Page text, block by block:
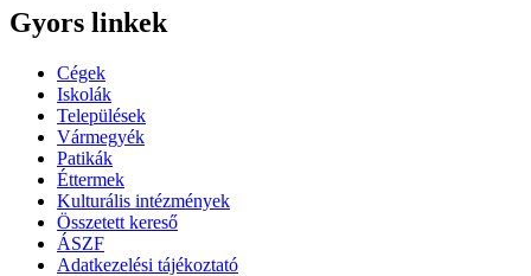
Gyors linkek
Cégek
Iskolák
Települések
Vármegyék
Patikák
Éttermek
Kulturális intézmények
Összetett kereső
ÁSZF
Adatkezelési tájékoztató